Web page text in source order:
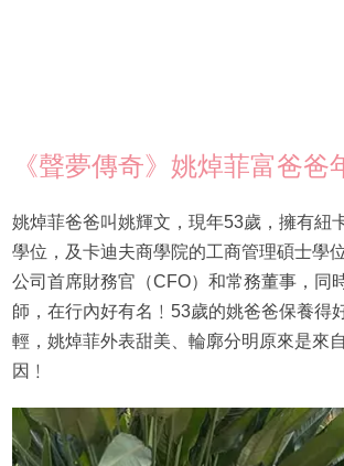
《聲夢傳奇》姚焯菲富爸爸
姚焯菲爸爸叫姚輝文，現年53歲，擁有紐
學位，及卡迪夫商學院的工商管理碩士學
公司首席財務官（CFO）和常務董事，同
師，在行內好有名﹗53歲的姚爸爸保養得
輕，姚焯菲外表甜美、輪廓分明原來是來
因﹗